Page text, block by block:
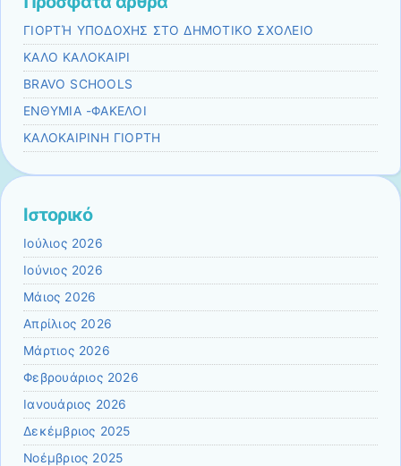
ΓΙΟΡΤΉ ΥΠΟΔΟΧΗΣ ΣΤΟ ΔΗΜΟΤΙΚΟ ΣΧΟΛΕΙΟ
ΚΑΛΟ ΚΑΛΟΚΑΙΡΙ
BRAVO SCHOOLS
ΕΝΘΥΜΙΑ -ΦΑΚΕΛΟΙ
ΚΑΛΟΚΑΙΡΙΝΗ ΓΙΟΡΤΗ
Ιστορικό
Ιούλιος 2026
Ιούνιος 2026
Μάιος 2026
Απρίλιος 2026
Μάρτιος 2026
Φεβρουάριος 2026
Ιανουάριος 2026
Δεκέμβριος 2025
Νοέμβριος 2025